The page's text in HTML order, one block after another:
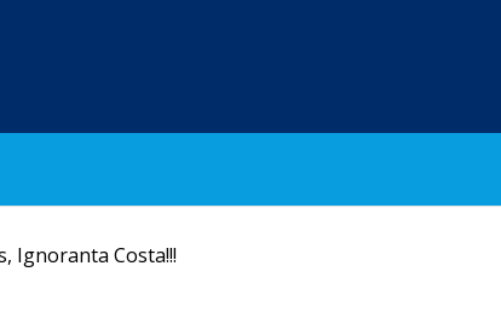
Ignoranta Costa!!!